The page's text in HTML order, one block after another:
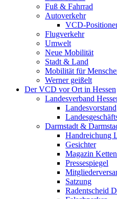
Fuß & Fahrrad
Autoverkehr
VCD-
Flugverkehr
Umwelt
Neue Mobilität
Stadt & Land
Mobilität für
Werner geißelt
Der VCD vor Ort in Hessen
Landesverband
Landesvorstand
Darmstadt &
Handreichung
Gesichter
Magazin
Pressespiegel
Satzung
Radentscheid